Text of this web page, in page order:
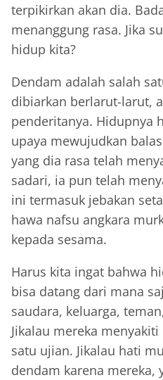
terpikirkan akan dia.
menanggung rasa. Jika
hidup kita?
Dendam adalah salah
dibiarkan berlarut-larut,
penderitanya. Hidupnya
upaya mewujudkan
yang dia rasa telah
sadari, ia pun telah
ini termasuk jebakan
hawa nafsu angkara
kepada sesama.
Harus kita ingat bahwa
bisa datang dari mana
saudara, keluarga,
Jikalau mereka
satu ujian. Jikalau hati
dendam karena mereka,